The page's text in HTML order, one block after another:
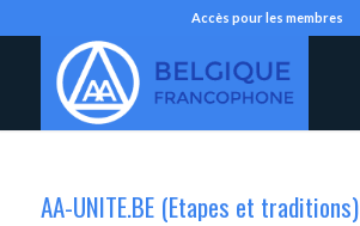
Accès pour les membres
AA-UNITE.BE (Etapes et traditions)